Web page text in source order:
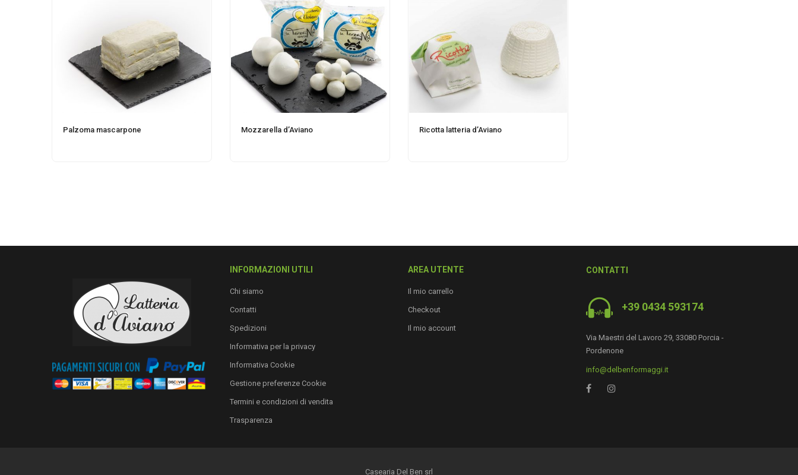
Palzoma mascarpone Mozzarella d’Aviano Ricotta latteria d’Aviano
INFORMAZIONI UTILI
Chi siamo
Contatti
Spedizioni
Informativa per la privacy
Informativa Cookie
Gestione preferenze Cookie
Termini e condizioni di vendita
Trasparenza
AREA UTENTE
Il mio carrello
Checkout
Il mio account
CONTATTI
+39 0434 593174
Via Maestri del Lavoro 29, 33080 Porcia -
Pordenone
info@delbenformaggi.it
Casearia Del Ben srl